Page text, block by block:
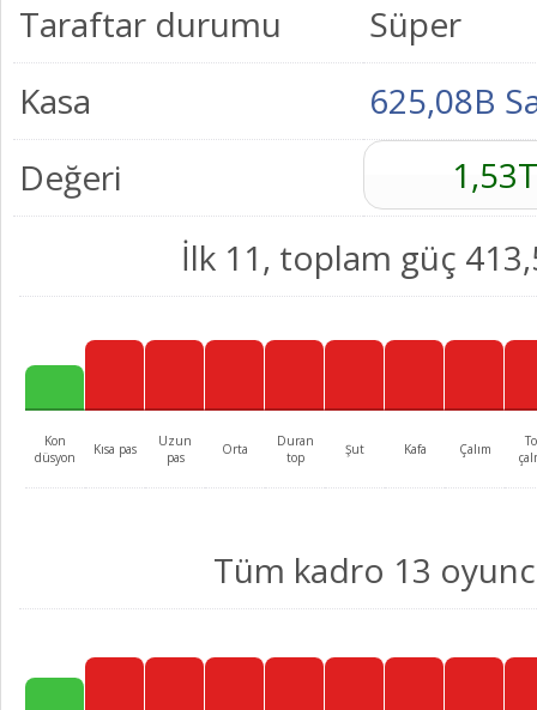
Taraftar durumu
Süper
Kasa
625,08B
Değeri
İlk 11, toplam güç
Kon
düsyon
Kısa pas
Uzun
pas
Orta
Duran
top
Şut Kafa Çalım
Tüm kadro 13